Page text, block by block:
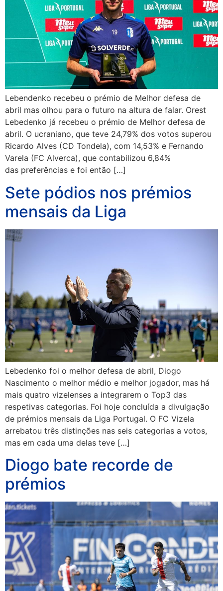
Lebendenko recebeu o prémio de Melhor defesa de
abril mas olhou para o futuro na altura de falar. Orest
Lebedenko já recebeu o prémio de Melhor defesa de
abril. O ucraniano, que teve 24,79% dos votos superou
Ricardo Alves (CD Tondela), com 14,53% e Fernando
Varela (FC Alverca), que contabilizou 6,84%
das preferências e foi então […]
Sete pódios nos prémios
mensais da Liga
Lebedenko foi o melhor defesa de abril, Diogo
Nascimento o melhor médio e melhor jogador, mas há
mais quatro vizelenses a integrarem o Top3 das
respetivas categorias. Foi hoje concluída a divulgação
de prémios mensais da Liga Portugal. O FC Vizela
arrebatou três distinções nas seis categorias a votos,
mas em cada uma delas teve […]
Diogo bate recorde de
prémios